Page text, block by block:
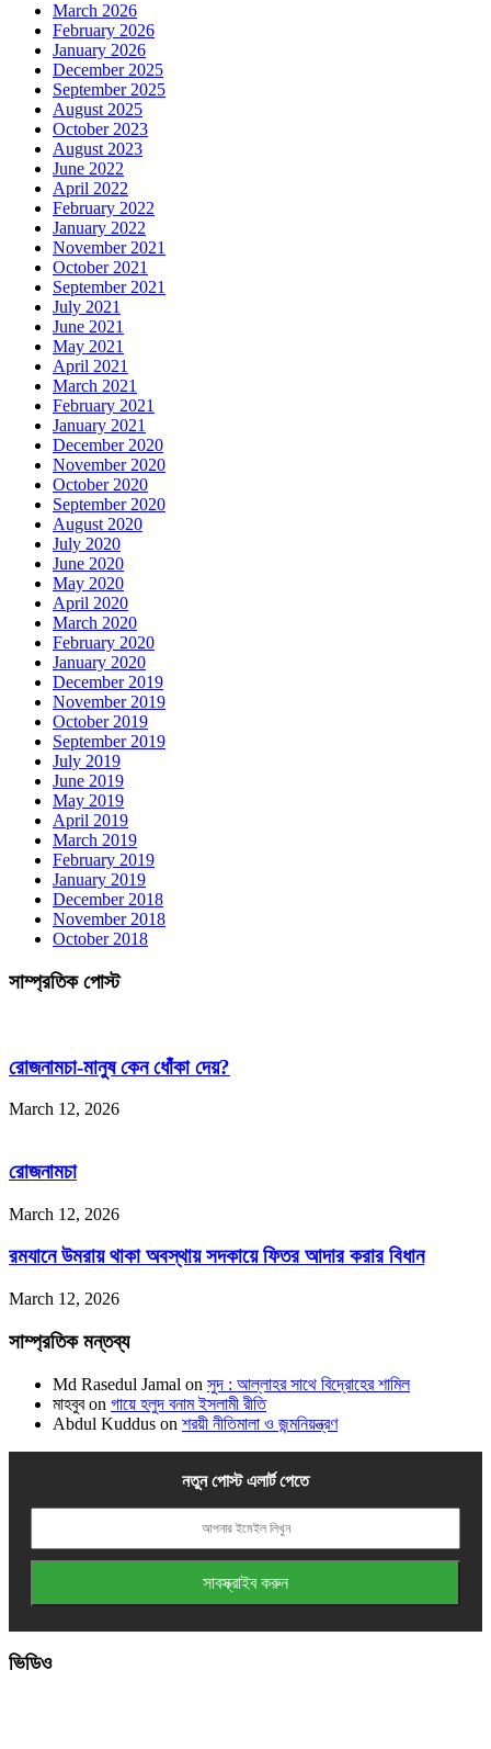
March 2026
February 2026
January 2026
December 2025
September 2025
August 2025
October 2023
August 2023
June 2022
April 2022
February 2022
January 2022
November 2021
October 2021
September 2021
July 2021
June 2021
May 2021
April 2021
March 2021
February 2021
January 2021
December 2020
November 2020
October 2020
September 2020
August 2020
July 2020
June 2020
May 2020
April 2020
March 2020
February 2020
January 2020
December 2019
November 2019
October 2019
September 2019
July 2019
June 2019
May 2019
April 2019
March 2019
February 2019
January 2019
December 2018
November 2018
October 2018
সাম্প্রতিক পোস্ট
রোজনামচা-মানুষ কেন ধোঁকা দেয়?
March 12, 2026
রোজনামচা
March 12, 2026
রমযানে উমরায় থাকা অবস্থায় সদকায়ে ফিতর আদার করার বিধান
March 12, 2026
সাম্প্রতিক মন্তব্য
Md Rasedul Jamal on সুদ : আল্লাহর সাথে বিদ্রোহের শামিল
মাহবুবon গায়ে হলুদ বনাম ইসলামী রীতি
Abdul Kuddus on শরয়ী নীতিমালা ও জন্মনিয়ন্ত্রণ
নতুন পোস্ট এলার্ট পেতে
ভিডিও